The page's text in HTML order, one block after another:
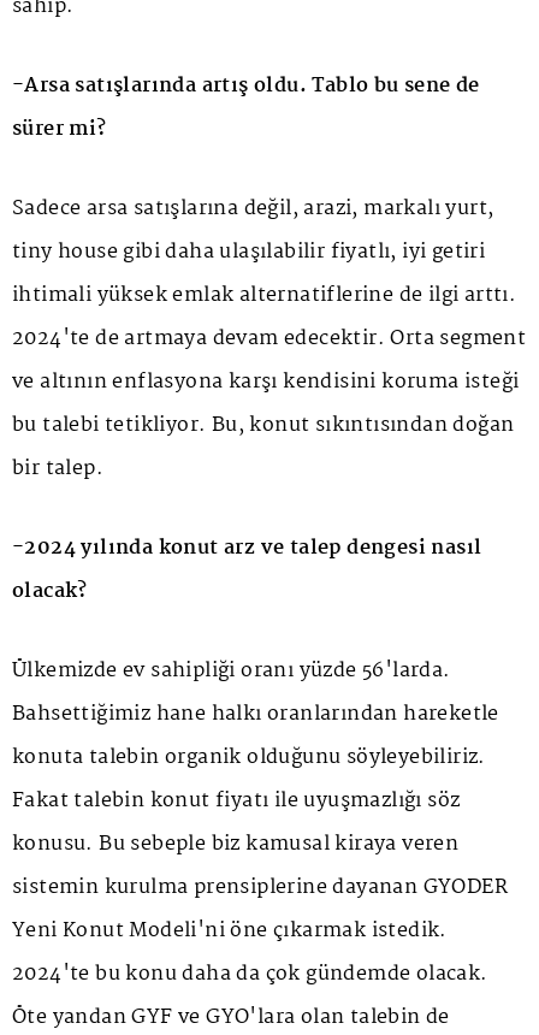
-Arsa satışlarında artış oldu. Tablo bu sene de
sürer mi?
Sadece arsa satışlarına değil, arazi, markalı yurt,
tiny house gibi daha ulaşılabilir fiyatlı, iyi getiri
ihtimali yüksek emlak alternatiflerine de ilgi arttı.
2024'te de artmaya devam edecektir. Orta segment
ve altının enflasyona karşı kendisini koruma isteği
bu talebi tetikliyor. Bu, konut sıkıntısından doğan
bir talep.
-2024 yılında konut arz ve talep dengesi nasıl
olacak?
Ülkemizde ev sahipliği oranı yüzde 56'larda.
Bahsettiğimiz hane halkı oranlarından hareketle
konuta talebin organik olduğunu söyleyebiliriz.
Fakat talebin konut fiyatı ile uyuşmazlığı söz
konusu. Bu sebeple biz kamusal kiraya veren
sistemin kurulma prensiplerine dayanan GYODER
Yeni Konut Modeli'ni öne çıkarmak istedik.
2024'te bu konu daha da çok gündemde olacak.
Öte yandan GYF ve GYO'lara olan talebin de